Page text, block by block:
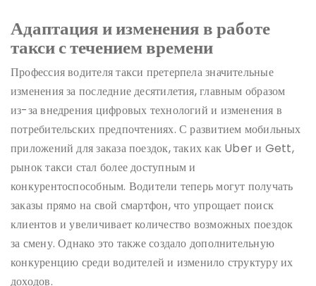
Адаптация и изменения в работе
такси с течением времени
Профессия водителя такси претерпела значительные
изменения за последние десятилетия, главным образом
из-за внедрения цифровых технологий и изменения в
потребительских предпочтениях. С развитием мобильных
приложений для заказа поездок, таких как Uber и Gett,
рынок такси стал более доступным и
конкурентоспособным. Водители теперь могут получать
заказы прямо на свой смартфон, что упрощает поиск
клиентов и увеличивает количество возможных поездок
за смену. Однако это также создало дополнительную
конкуренцию среди водителей и изменило структуру их
доходов.